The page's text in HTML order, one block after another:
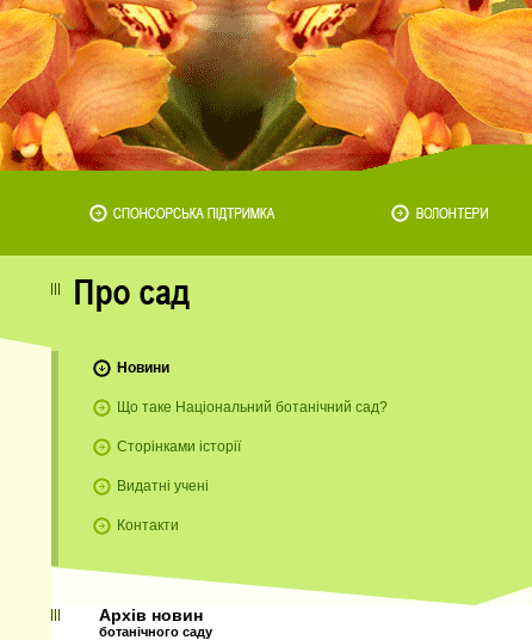
Новини
Що таке Національний ботанічний сад?
Сторінками історії
Видатні учені
Контакти
Архів новин
ботанічного саду